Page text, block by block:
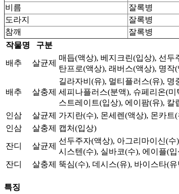
비름
잘록병
도라지
잘록병
참깨
잘록병
작물명
구분
배추 살균제
매듭(액상), 베지크린(입상), 선
탄프로(액상), 래버스(액상), 명
배추 살충제
길라자비(유), 멀티플러스(유), 명
세피나플러스(분액), 슈페리온(
스트레이트(입상), 에이팜(유),
인삼
살균제 가지란(수), 몬세렌(액상), 몬카
인삼
살충제 캡처(입상)
잔디 살균제
선두주자(액상), 아그리마이신(
시스텐(수), 실바코(수), 에이플(
잔디
살충제 뚝심(수), 데시스(유), 바이스타(
특징